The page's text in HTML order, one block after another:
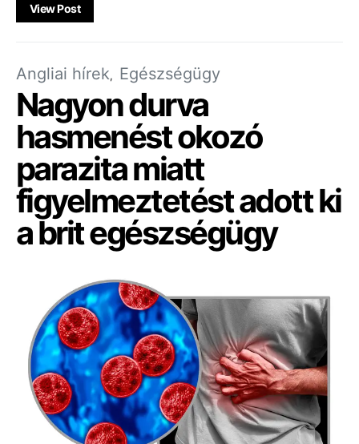
View Post
Angliai hírek Egészségügy
Nagyon durva
hasmenést okozó
parazita miatt
figyelmeztetést adott ki
a brit egészségügy